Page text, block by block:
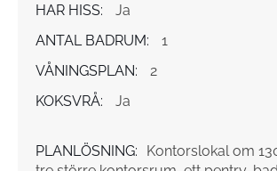
HAR HISS:
Ja
ANTAL BADRUM:
1
VÅNINGSPLAN:
2
KOKSVRÅ:
Ja
PLANLÖSNING:
Kontorslokal om